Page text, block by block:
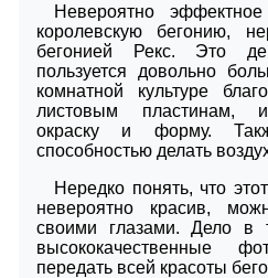
Невероятно
королевскую бегонию,
бегонией Рекс. Это
пользуется довольно
комнатной культуре
листовым пластинам,
окраску и форму.
способностью делать
Нередко понять, что
невероятно красив,
своими глазами. Дело
высококачественные
передать всей красоты